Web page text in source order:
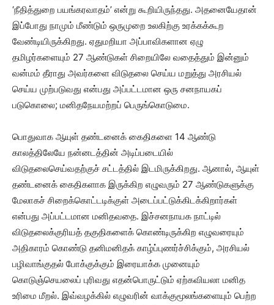
‘நீதித்துறை பயங்கரவாதம்’ என்று கூறியிருந்தது. அதனையேதான்
இப்போது நாமும் மீண்டும் ஒருமுறை உலகிற்கு உரக்கக்கூற
வேண்டியிருக்கிறது. ஏதுமறியா அப்பாவிகளான ஏழு
தமிழர்களையும் 27 ஆண்டுகள் சிறையிலே வதைத்தும் இன்னும்
வன்மம் தீராது அவர்களை விடுதலை செய்ய மறுத்து அரசியல்
செய்ய முற்படுவது என்பது அப்பட்டமான ஒரு சனநாயகப்
படுகொலை; மனிதநேயமற்றப் பெருங்கொடுமை.
பொதுவாக ஆயுள் தண்டனைக் கைதிகளை 14 ஆண்டு
காலத்திலேயே நன்னடத்தின் அடிப்படையில்
விடுதலைசெய்வதற்குச் சட்டத்தில் இடமிருக்கிறது. ஆனால், ஆயுள்
தண்டனைக் கைதிகளாக இருக்கிற எழுவரும் 27 ஆண்டுகளுக்கு
மேலாகச் சிறைக்கொட்டடிக்குள் அடைப்பட்டுக்கிடக்கிறார்கள்
என்பது அப்பட்டமான மனிதவதை. இச்சனநாயக நாட்டில்
விடுதலைக்குரியத் தகுதிகளைக் கொண்டிருக்கிற எழுவரையும்
அதிகாரம் கொண்டு தனிமனிதக் காழ்ப்புணர்ச்சிக்கும், அரசியல்
பழிவாங்குதல் போக்குக்கும் இரையாக்க முனையும்
கொடுஞ்செயலைப் புரிவது எதன்பொருட்டும் ஏற்கவியலா மனித
உரிமை மீறல். இவ்வழக்கில் எழுவரின் வாக்குமூலங்களையும் பெற்ற